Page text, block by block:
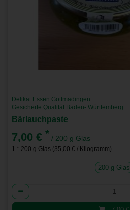
Delikat Essen Gottmadingen
Gesicherte Qualität Baden- Württemberg
Bärlauchpaste
7,00 € * / 200 g Glas
1 * 200 g Glas (35,00 € / Kilogramm)
200 g Glas
Anzahl